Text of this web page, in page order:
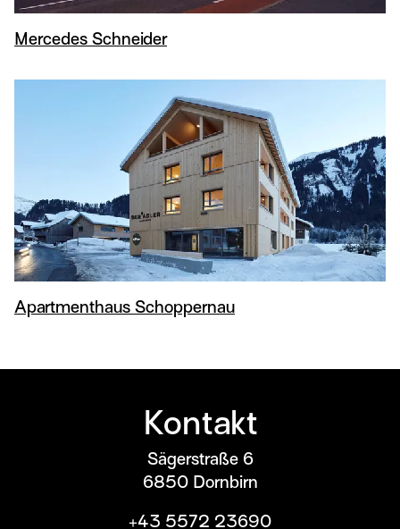
Mercedes Schneider
Apartmenthaus Schoppernau
Kontakt
Sägerstraße 6
6850 Dornbirn
+43 5572 23690